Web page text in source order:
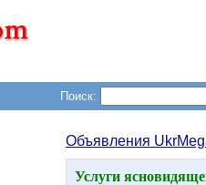
Поиск:
Объявления
Услуги